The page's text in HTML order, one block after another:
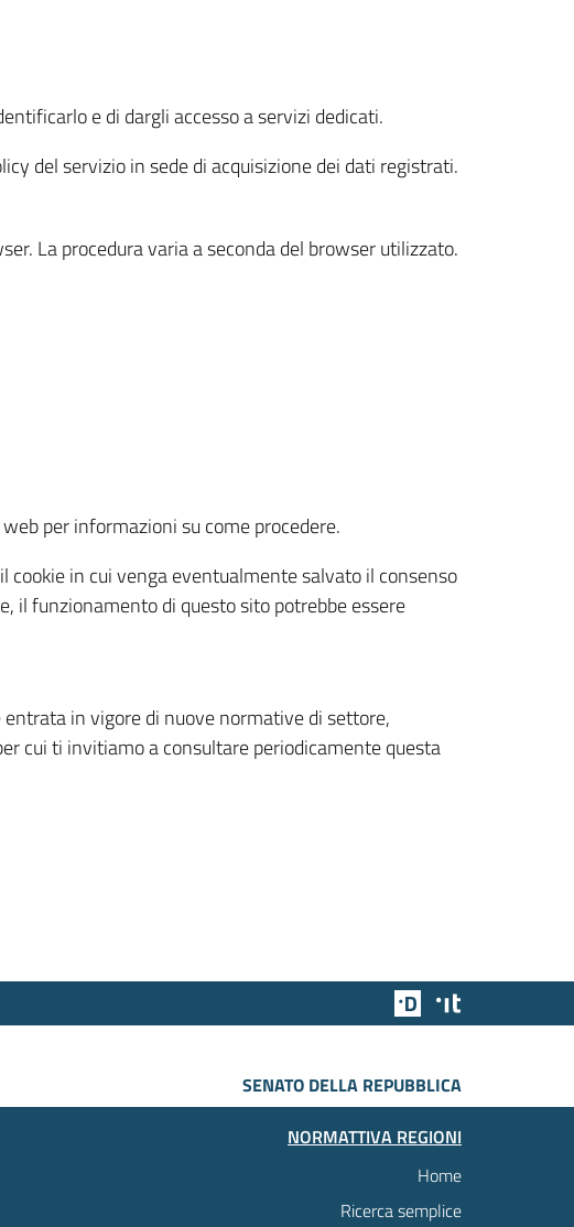
e di dargli accesso a servizi dedicati.
del servizio in sede di acquisizione dei dati registrati.
La procedura varia a seconda del browser utilizzato.
per informazioni su come procedere.
in cui venga eventualmente salvato il consenso
il funzionamento di questo sito potrebbe essere
in vigore di nuove normative di settore,
cui ti invitiamo a consultare periodicamente questa
Team Digitale
SENATO DELLA REPUBBLICA
NORMATTIVA REGIONI
Home
Ricerca semplice